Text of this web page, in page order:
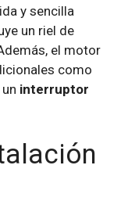
y sencilla
un riel de
el motor
como
interruptor